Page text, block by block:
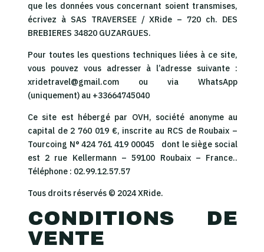
que les données vous concernant soient transmises,
écrivez à SAS TRAVERSEE / XRide – 720 ch. DES
BREBIERES 34820 GUZARGUES.
Pour toutes les questions techniques liées à ce site,
vous pouvez vous adresser à l’adresse suivante :
xridetravel@gmail.com ou via WhatsApp
(uniquement) au +33664745040
Ce site est hébergé par OVH, société anonyme au
capital de 2 760 019 €, inscrite au RCS de Roubaix –
Tourcoing N° 424 761 419 00045 dont le siège social
est 2 rue Kellermann – 59100 Roubaix – France..
Téléphone : 02.99.12.57.57
Tous droits réservés © 2024 XRide.
CONDITIONS DE
VENTE